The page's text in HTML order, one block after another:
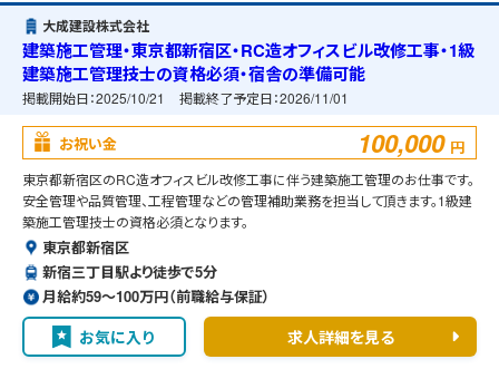
大成建設株式会社
建築施工管理・東京都新宿区・RC造オフィスビル改修工事・1級
建築施工管理技士の資格必須・宿舎の準備可能
掲載開始日：2025/10/21 掲載終了予定日：2026/11/01
お祝い金 100,000 円
東京都新宿区のRC造オフィスビル改修工事に伴う建築施工管理のお仕事です。
安全管理や品質管理、工程管理などの管理補助業務を担当して頂きます。1級建
築施工管理技士の資格必須となります。
東京都新宿区
新宿三丁目駅より徒歩で5分
月給約59〜100万円（前職給与保証）
お気に入り 求人詳細を見る